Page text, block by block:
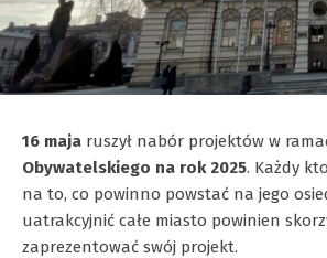
16 maja ruszył nabór projektów w
Obywatelskiego na rok 2025. Każdy
na to, co powinno powstać na jego
uatrakcyjnić całe miasto powinien
zaprezentować swój projekt.